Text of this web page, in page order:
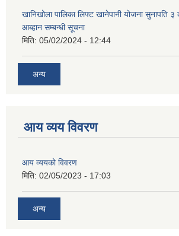
खानिखोला पालिका लिफ्ट खानेपानी योजना सुनापति ३
आब्हान सम्बन्धी सूचना
मिति: 05/02/2024 - 12:44
अन्य
आय व्यय विवरण
आय व्ययको विवरण
मिति: 02/05/2023 - 17:03
अन्य